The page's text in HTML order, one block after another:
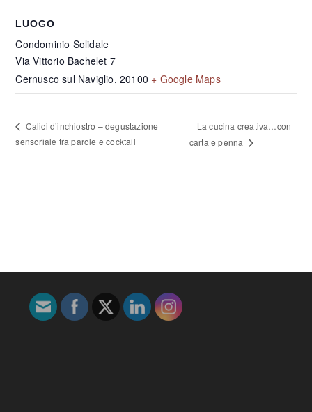
LUOGO
Condominio Solidale
Via Vittorio Bachelet 7
Cernusco sul Naviglio, 20100 + Google Maps
Calici d’inchiostro – degustazione
sensoriale tra parole e cocktail
La cucina creativa…con
carta e penna